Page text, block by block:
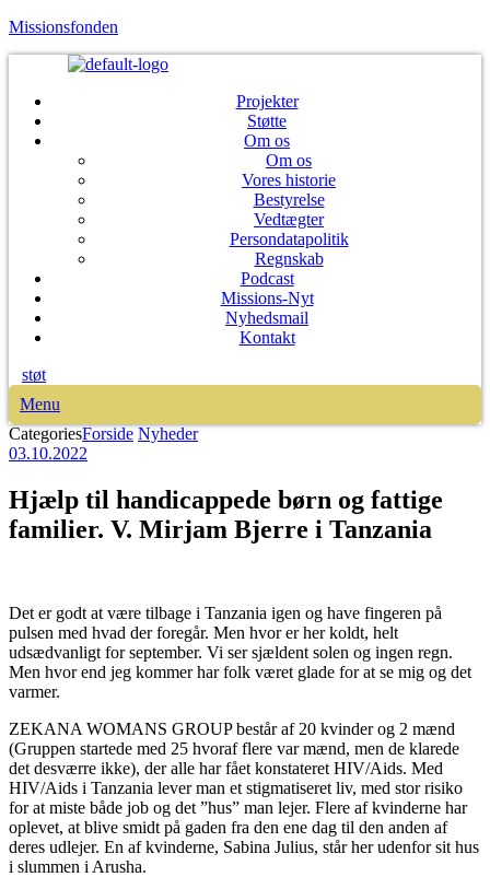
Missionsfonden
Projekter
Støtte
Om os
Om os
Vores historie
Bestyrelse
Vedtægter
Persondatapolitik
Regnskab
Podcast
Missions-Nyt
Nyhedsmail
Kontakt
støt
Menu
CategoriesForside Nyheder
03.10.2022
Hjælp til handicappede børn og fattige
familier. V. Mirjam Bjerre i Tanzania
Det er godt at være tilbage i Tanzania igen og have fingeren på
pulsen med hvad der foregår. Men hvor er her koldt, helt
udsædvanligt for september. Vi ser sjældent solen og ingen regn.
Men hvor end jeg kommer har folk været glade for at se mig og det
varmer.
ZEKANA WOMANS GROUP består af 20 kvinder og 2 mænd
(Gruppen startede med 25 hvoraf flere var mænd, men de klarede
det desværre ikke), der alle har fået konstateret HIV/Aids. Med
HIV/Aids i Tanzania lever man et stigmatiseret liv, med stor risiko
for at miste både job og det ”hus” man lejer. Flere af kvinderne har
oplevet, at blive smidt på gaden fra den ene dag til den anden af
deres udlejer. En af kvinderne, Sabina Julius, står her udenfor sit hus
i slummen i Arusha.